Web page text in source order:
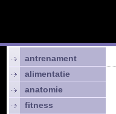
antrenament
alimentatie
anatomie
fitness